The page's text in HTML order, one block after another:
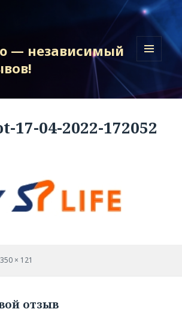
— независимый
17-04-2022-172052
Полный
350 × 121
отзыв